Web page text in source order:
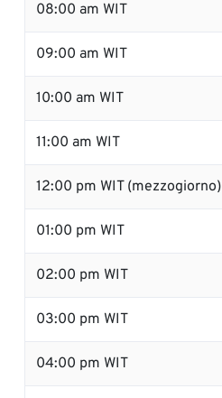
08:00 am WIT
09:00 am WIT
10:00 am WIT
11:00 am WIT
12:00 pm WIT (mezzogiorno)
01:00 pm WIT
02:00 pm WIT
03:00 pm WIT
04:00 pm WIT